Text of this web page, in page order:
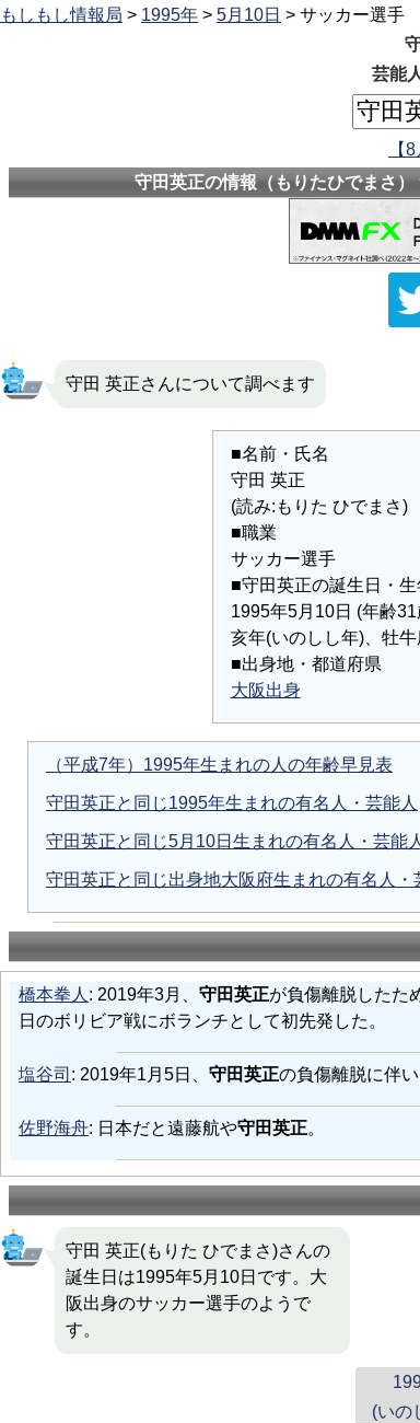
もしもし情報局 > 1995年 > 5月10日 > サッカー選手
芸能
【
守田英正の情報（もりたひでまさ
守田 英正さんについて調べます
■名前・氏名
守田 英正
(読み:もりた ひでまさ)
■職業
サッカー選手
■守田英正の誕生日・生
1995年5月10日 (年齢31
亥年(いのしし年)、牡
■出身地・都道府県
大阪出身
（平成7年）1995年生まれの人の年齢早見表
守田英正と同じ1995年生まれの有名人・芸能人
守田英正と同じ5月10日生まれの有名人・芸能人
守田英正と同じ出身地大阪府生まれの有名人・
橋本拳人 : 2019年3月、 守田英正が負傷離脱したた
日のボリビア戦にボランチとして初先発した。
塩谷司 : 2019年1月5日、 守田英正の負傷離脱に伴
佐野海舟: 日本だと遠藤航や守田英正。
守田 英正(もりた ひでまさ)さんの
誕生日は1995年5月10日です。大
阪出身のサッカー選手のようで
す。
(いの